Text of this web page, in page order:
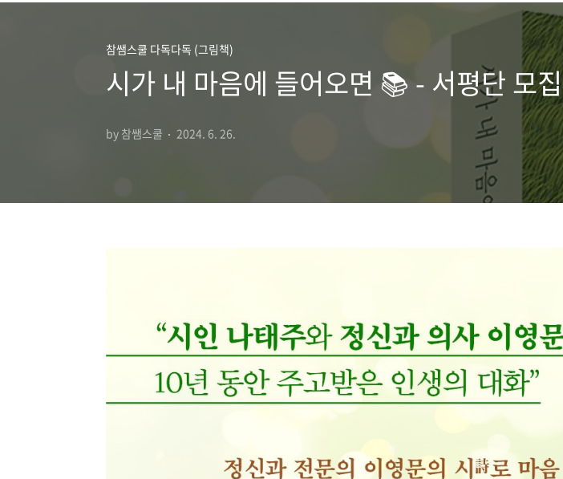
참쌤스쿨 다독다독 (그림책)
시가 내 마음에 들어오면 📚 - 서평단 모집
by 참쌤스쿨 2024. 6. 26.